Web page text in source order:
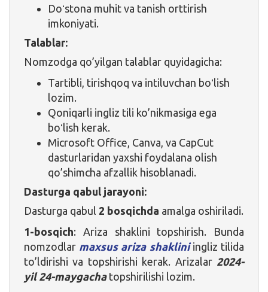
Doʻstona muhit va tanish orttirish
imkoniyati.
Talablar:
Nomzodga qo’yilgan talablar quyidagicha:
Tartibli, tirishqoq va intiluvchan boʻlish
lozim.
Qoniqarli ingliz tili ko’nikmasiga ega
boʻlish kerak.
Microsoft Office, Canva, va CapCut
dasturlaridan yaxshi foydalana olish
qo’shimcha afzallik hisoblanadi.
Dasturga qabul jarayoni:
Dasturga qabul 2 bosqichda amalga oshiriladi.
1-bosqich: Ariza shaklini topshirish. Bunda
nomzodlar maxsus ariza shakliniingliz tilida
to’ldirishi va topshirishi kerak. Arizalar 2024-
yil 24-maygachatopshirilishi lozim.